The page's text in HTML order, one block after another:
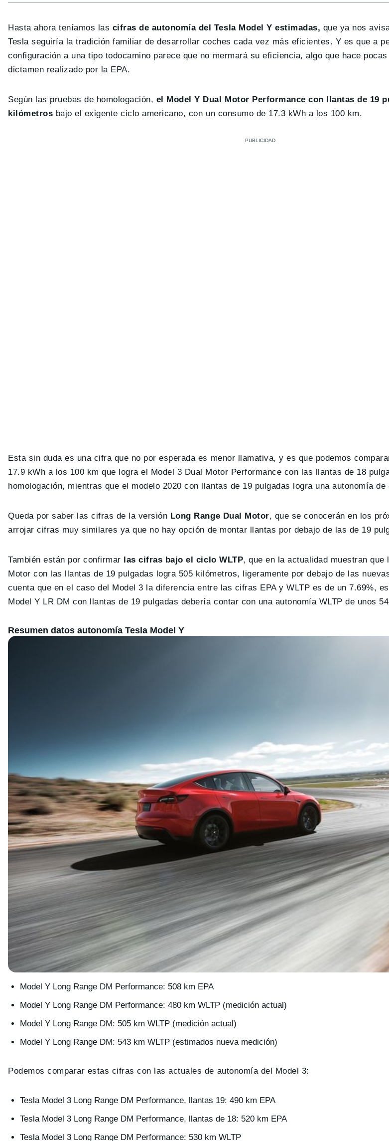
Hasta ahora teníamos las cifras de autonomía del Tesla Model Y estimadas, que ya nos
Tesla seguiría la tradición familiar de desarrollar coches cada vez más eficientes. Y es que a
configuración a una tipo todocamino parece que no mermará su eficiencia, algo que hace
dictamen realizado por la EPA.
Según las pruebas de homologación, el Model Y Dual Motor Performance con llantas de 19
kilómetros bajo el exigente ciclo americano, con un consumo de 17.3 kWh a los 100 km.
Esta sin duda es una cifra que no por esperada es menor llamativa, y es que podemos
17.9 kWh a los 100 km que logra el Model 3 Dual Motor Performance con las llantas de 18
homologación, mientras que el modelo 2020 con llantas de 19 pulgadas logra una autonomía de
Queda por saber las cifras de la versión Long Range Dual Motor, que se conocerán en los
arrojar cifras muy similares ya que no hay opción de montar llantas por debajo de las de 19
También están por confirmar las cifras bajo el ciclo WLTP, que en la actualidad muestran que
Motor con las llantas de 19 pulgadas logra 505 kilómetros, ligeramente por debajo de las
cuenta que en el caso del Model 3 la diferencia entre las cifras EPA y WLTP es de un 7.69%,
Model Y LR DM con llantas de 19 pulgadas debería contar con una autonomía WLTP de unos
Resumen datos autonomía Tesla Model Y
Model Y Long Range DM Performance: 508 km EPA
Model Y Long Range DM Performance: 480 km WLTP (medición actual)
Model Y Long Range DM: 505 km WLTP (medición actual)
Model Y Long Range DM: 543 km WLTP (estimados nueva medición)
Podemos comparar estas cifras con las actuales de autonomía del Model 3:
Tesla Model 3 Long Range DM Performance, llantas 19: 490 km EPA
Tesla Model 3 Long Range DM Performance, llantas de 18: 520 km EPA
Tesla Model 3 Long Range DM Performance: 530 km WLTP